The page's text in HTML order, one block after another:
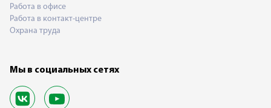
Работа в офисе
Работа в контакт-центре
Охрана труда
Мы в социальных сетях